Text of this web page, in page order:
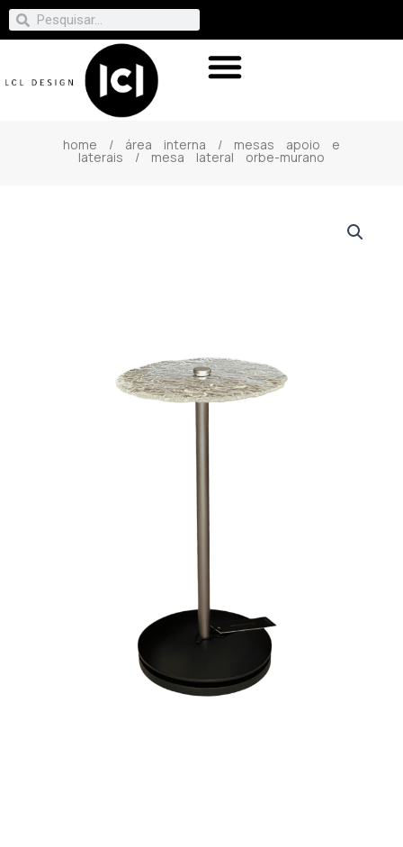
home / área interna / mesas apoio e
laterais / mesa lateral orbe-murano